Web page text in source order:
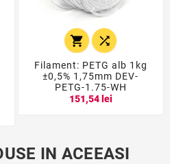
 
Filament: PETG alb 1kg
±0,5% 1,75mm DEV-
PETG-1.75-WH
151,54 lei
IN ACEEASI